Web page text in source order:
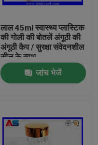
लाल 45ml स्वास्थ्य प्लास्टिक
की गोली की बोतलें अंगूठी की
अंगूठी कैप / सुरक्षा संवेदनशील
सील के साथ
जांच भेजें